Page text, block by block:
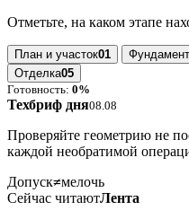
Отметьте, на каком этапе
План и участок01 Фундамент
Отделка05
Готовность: 0%
Техбриф дня08.08
Проверяйте геометрию не
каждой необратимой
Допуск≠мелочь
Сейчас читаютЛента